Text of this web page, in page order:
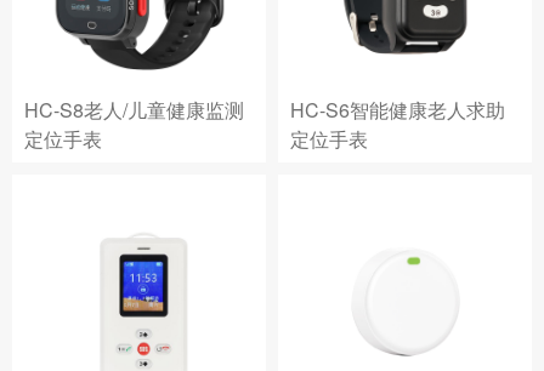
HC-S8老人/儿童健康监测
定位手表
HC-S6智能健康老人求助
定位手表